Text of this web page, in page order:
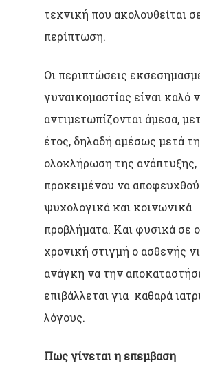
τεχνική που ακολουθείται
περίπτωση.
Οι περιπτώσεις
γυναικομαστίας είναι καλό
αντιμετωπίζονται άμεσα,
έτος, δηλαδή αμέσως μετά
ολοκλήρωση της ανάπτυξης,
προκειμένου να
ψυχολογικά και κοινωνικά
προβλήματα. Και φυσικά σε
χρονική στιγμή ο ασθενής
ανάγκη να την
επιβάλλεται για καθαρά
λόγους.
Πως γίνεται η επεμβαση